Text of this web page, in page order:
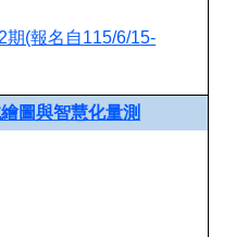
期(報名自115/6/15-
圖與智慧化量測